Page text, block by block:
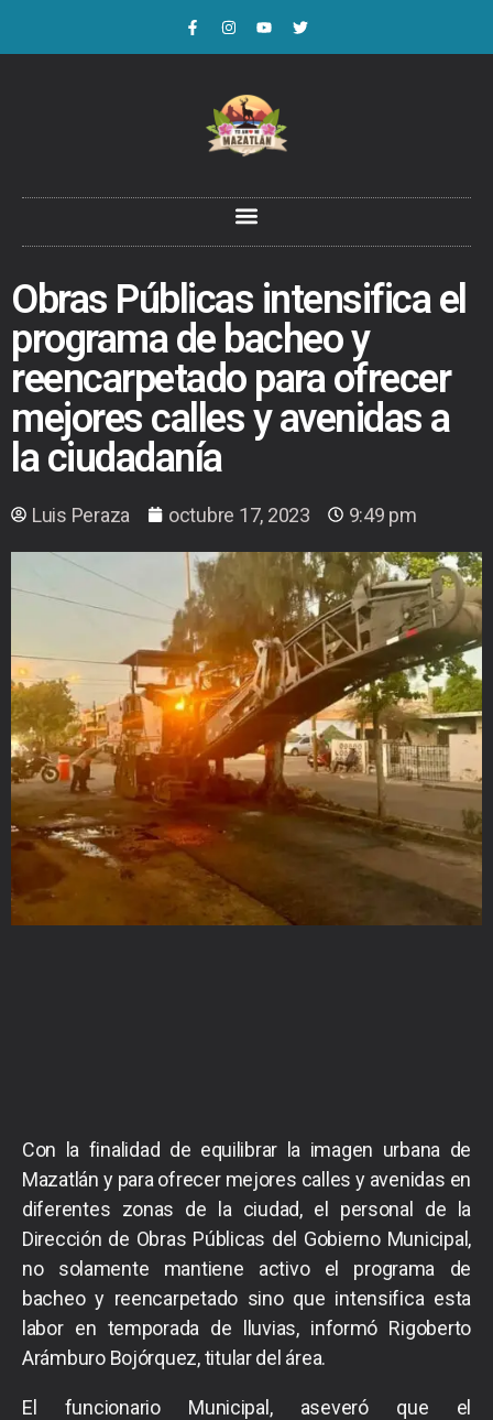
Obras Públicas intensifica el
programa de bacheo y
reencarpetado para ofrecer
mejores calles y avenidas a
la ciudadanía
Luis Peraza octubre 17, 2023 9:49 pm
Con la finalidad de equilibrar la imagen urbana de
Mazatlán y para ofrecer mejores calles y avenidas en
diferentes zonas de la ciudad, el personal de la
Dirección de Obras Públicas del Gobierno Municipal,
no solamente mantiene activo el programa de
bacheo y reencarpetado sino que intensifica esta
labor en temporada de lluvias, informó Rigoberto
Arámburo Bojórquez, titular del área.
El funcionario Municipal, aseveró que el